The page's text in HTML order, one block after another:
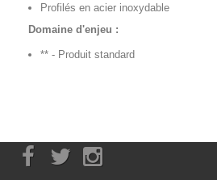
Profilés en acier inoxydable
Domaine d'enjeu :
** - Produit standard